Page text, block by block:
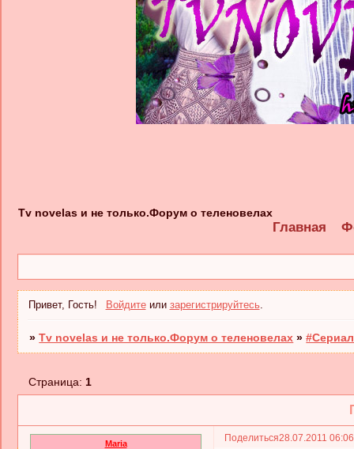
Tv novelas и не только.Форум о теленовелах
Главная
Привет, Гость! Войдитеили зарегистрируйтесь.
»Tv novelas и не только.Форум о теленовелах »
Страница:1
Поделиться28.07.2011
Maria